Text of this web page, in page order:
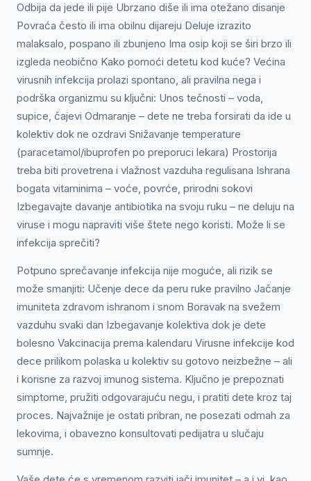
Odbija da jede ili pije Ubrzano diše ili ima otežano disanje
Povraća često ili ima obilnu dijareju Deluje izrazito
malaksalo, pospano ili zbunjeno Ima osip koji se širi brzo ili
izgleda neobično Kako pomoći detetu kod kuće? Većina
virusnih infekcija prolazi spontano, ali pravilna nega i
podrška organizmu su ključni: Unos tečnosti – voda,
supice, čajevi Odmaranje – dete ne treba forsirati da ide u
kolektiv dok ne ozdravi Snižavanje temperature
(paracetamol/ibuprofen po preporuci lekara) Prostorija
treba biti provetrena i vlažnost vazduha regulisana Ishrana
bogata vitaminima – voće, povrće, prirodni sokovi
Izbegavajte davanje antibiotika na svoju ruku – ne deluju na
viruse i mogu napraviti više štete nego koristi. Može li se
infekcija sprečiti?
Potpuno sprečavanje infekcija nije moguće, ali rizik se
može smanjiti: Učenje dece da peru ruke pravilno Jačanje
imuniteta zdravom ishranom i snom Boravak na svežem
vazduhu svaki dan Izbegavanje kolektiva dok je dete
bolesno Vakcinacija prema kalendaru Virusne infekcije kod
dece prilikom polaska u kolektiv su gotovo neizbežne – ali
i korisne za razvoj imunog sistema. Ključno je prepoznati
simptome, pružiti odgovarajuću negu, i pratiti dete kroz taj
proces. Najvažnije je ostati pribran, ne posezati odmah za
lekovima, i obavezno konsultovati pedijatra u slučaju
sumnje.